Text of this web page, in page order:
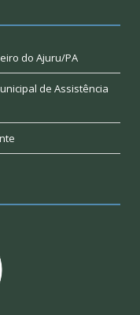
do Ajuru/PA
de Assistência